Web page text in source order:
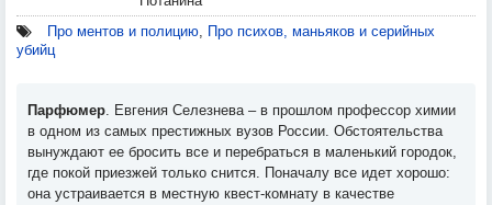
Про ментов и полицию, Про психов, маньяков и серийных
убийц
Парфюмер. Евгения Селезнева – в прошлом профессор химии
в одном из самых престижных вузов России. Обстоятельства
вынуждают ее бросить все и перебраться в маленький городок,
где покой приезжей только снится. Поначалу все идет хорошо:
она устраивается в местную квест-комнату в качестве